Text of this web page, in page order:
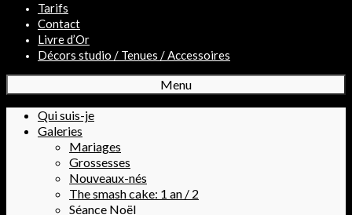
Tarifs
Contact
Livre d’Or
Décors studio / Tenues / Accessoires
Menu
Qui suis-je
Galeries
Mariages
Grossesses
Nouveaux-nés
The smash cake: 1 an / 2
Séance Noël